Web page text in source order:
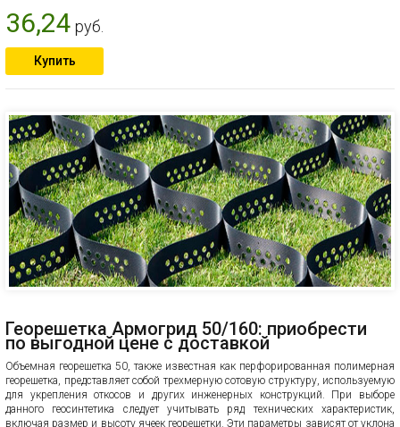
36,24 руб.
Купить
Георешетка Армогрид 50/160: приобрести
по выгодной цене с доставкой
Объемная георешетка 50, также известная как перфорированная полимерная
георешетка, представляет собой трехмерную сотовую структуру, используемую
для укрепления откосов и других инженерных конструкций. При выборе
данного геосинтетика следует учитывать ряд технических характеристик,
включая размер и высоту ячеек георешетки. Эти параметры зависят от уклона